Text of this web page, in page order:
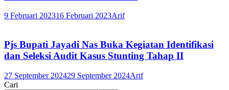
9 Februari 202316 Februari 2023Arif
Pjs Bupati Jayadi Nas Buka Kegiatan Identifikasi
dan Seleksi Audit Kasus Stunting Tahap II
27 September 202429 September 2024Arif
Cari